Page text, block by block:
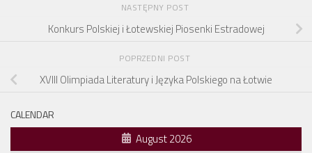
NASTĘPNY POST
Konkurs Polskiej i Łotewskiej Piosenki Estradowej
POPRZEDNI POST
XVIII Olimpiada Literatury i Języka Polskiego na Łotwie
CALENDAR
August 2026